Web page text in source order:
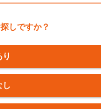
しですか？
り
し